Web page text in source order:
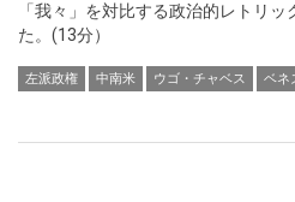
「我々」を対比する政治的レトリ
た。(13分）
左派政権 中南米 ウゴ・チャベス ベネ